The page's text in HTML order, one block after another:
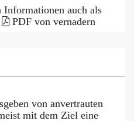
auch als
PDF von vernadern
von anvertrauten
mit dem Ziel eine